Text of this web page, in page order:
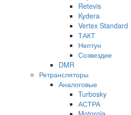
Retevis
Kydera
Vertex Standard
ТАКТ
Нептун
Созвездие
DMR
Ретрансляторы
Аналоговые
Turbosky
АСТРА